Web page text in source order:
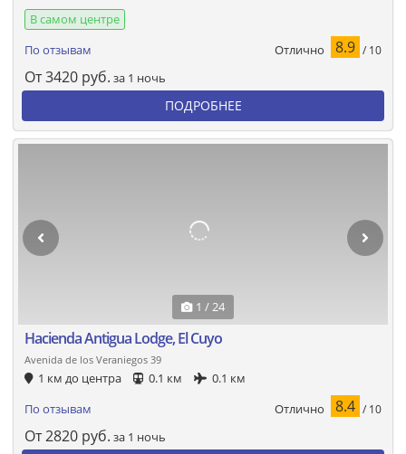
В самом центре
По отзывам
Отлично 8.9 / 10
От3420 руб. за 1 ночь
ПОДРОБНЕЕ
1 / 24
Hacienda Antigua Lodge, El Cuyo
Avenida de los Veraniegos 39
1 км до центра 0.1 км
0.1 км
По отзывам
Отлично 8.4 / 10
От2820 руб. за 1 ночь